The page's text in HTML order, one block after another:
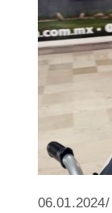
06.01.2024/